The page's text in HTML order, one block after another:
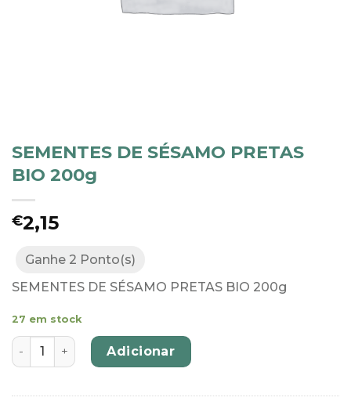
SEMENTES DE SÉSAMO PRETAS
BIO 200g
€2,15
Ganhe 2 Ponto(s)
SEMENTES DE SÉSAMO PRETAS BIO 200g
27 em stock
Quantidade de SEMENTES DE SÉSAMO PRETAS BIO
Adicionar